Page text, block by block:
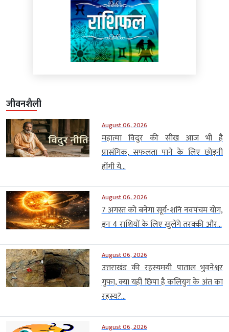
जीवनशैली
August 06, 2026
महात्मा विदुर की सीख आज भी है
प्रासंगिक, सफलता पाने के लिए छोड़नी
होंगी ये...
August 06, 2026
7 अगस्त को बनेगा सूर्य-शनि नवपंचम योग,
इन 4 राशियों के लिए खुलेंगे तरक्की और...
August 06, 2026
उत्तराखंड की रहस्यमयी पाताल भुवनेश्वर
गुफा, क्या यहीं छिपा है कलियुग के अंत का
रहस्य?...
August 06, 2026